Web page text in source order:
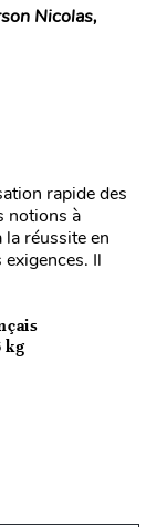
Nicolas,
rapide des
notions à
réussite en
Il
kg